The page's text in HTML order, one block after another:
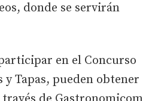
donde se servirán
en el Concurso
y Tapas, pueden obtener